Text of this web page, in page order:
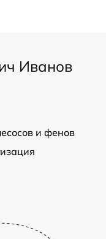
Иванов
и фенов